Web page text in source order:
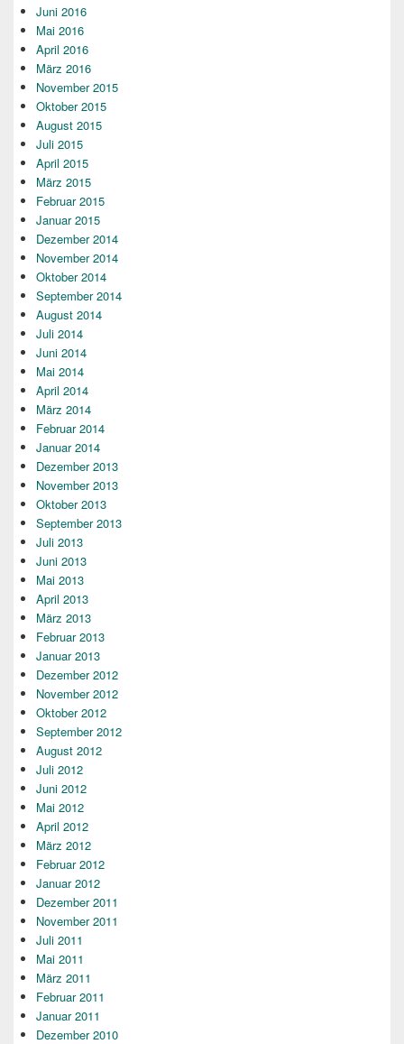
Juni 2016
Mai 2016
April 2016
März 2016
November 2015
Oktober 2015
August 2015
Juli 2015
April 2015
März 2015
Februar 2015
Januar 2015
Dezember 2014
November 2014
Oktober 2014
September 2014
August 2014
Juli 2014
Juni 2014
Mai 2014
April 2014
März 2014
Februar 2014
Januar 2014
Dezember 2013
November 2013
Oktober 2013
September 2013
Juli 2013
Juni 2013
Mai 2013
April 2013
März 2013
Februar 2013
Januar 2013
Dezember 2012
November 2012
Oktober 2012
September 2012
August 2012
Juli 2012
Juni 2012
Mai 2012
April 2012
März 2012
Februar 2012
Januar 2012
Dezember 2011
November 2011
Juli 2011
Mai 2011
März 2011
Februar 2011
Januar 2011
Dezember 2010